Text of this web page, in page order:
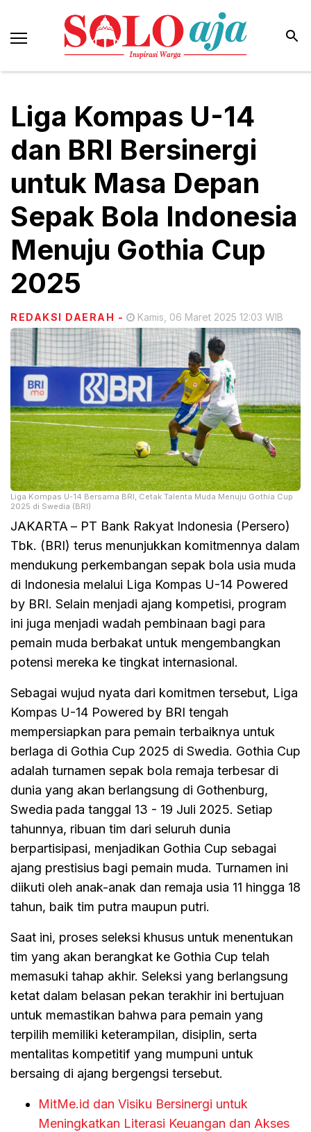
Liga Kompas U-14
dan BRI Bersinergi
untuk Masa Depan
Sepak Bola Indonesia
Menuju Gothia Cup
2025
REDAKSI DAERAH - Kamis, 06 Maret 2025 12:03 WIB
Liga Kompas U-14 Bersama BRI, Cetak Talenta Muda Menuju Gothia Cup
2025 di Swedia (BRI)
JAKARTA – PT Bank Rakyat Indonesia (Persero)
Tbk. (BRI) terus menunjukkan komitmennya dalam
mendukung perkembangan sepak bola usia muda
di Indonesia melalui Liga Kompas U-14 Powered
by BRI. Selain menjadi ajang kompetisi, program
ini juga menjadi wadah pembinaan bagi para
pemain muda berbakat untuk mengembangkan
potensi mereka ke tingkat internasional.
Sebagai wujud nyata dari komitmen tersebut, Liga
Kompas U-14 Powered by BRI tengah
mempersiapkan para pemain terbaiknya untuk
berlaga di Gothia Cup 2025 di Swedia. Gothia Cup
adalah turnamen sepak bola remaja terbesar di
dunia yang akan berlangsung di Gothenburg,
Swedia pada tanggal 13 - 19 Juli 2025. Setiap
tahunnya, ribuan tim dari seluruh dunia
berpartisipasi, menjadikan Gothia Cup sebagai
ajang prestisius bagi pemain muda. Turnamen ini
diikuti oleh anak-anak dan remaja usia 11 hingga 18
tahun, baik tim putra maupun putri.
Saat ini, proses seleksi khusus untuk menentukan
tim yang akan berangkat ke Gothia Cup telah
memasuki tahap akhir. Seleksi yang berlangsung
ketat dalam belasan pekan terakhir ini bertujuan
untuk memastikan bahwa para pemain yang
terpilih memiliki keterampilan, disiplin, serta
mentalitas kompetitif yang mumpuni untuk
bersaing di ajang bergengsi tersebut.
MitMe.id dan Visiku Bersinergi untuk
Meningkatkan Literasi Keuangan dan Akses